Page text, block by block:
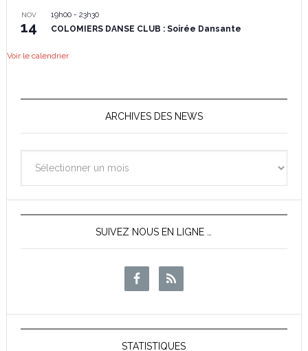
NOV
14
19h00- 23h30
COLOMIERS DANSE CLUB : Soirée Dansante
Voir le calendrier
ARCHIVES DES NEWS
des
News
SUIVEZ NOUS EN LIGNE …
STATISTIQUES